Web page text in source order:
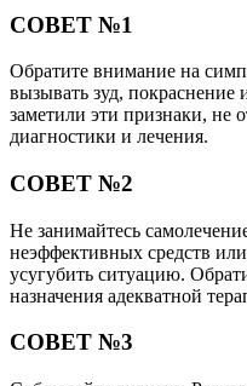
СОВЕТ №1
Обратите внимание на
вызывать зуд,
заметили эти признаки, не
диагностики и лечения.
СОВЕТ №2
Не занимайтесь
неэффективных средств
усугубить ситуацию.
назначения адекватной
СОВЕТ №3